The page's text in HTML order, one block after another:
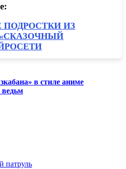
ИЗ
в стиле аниме
ведьм
патруль